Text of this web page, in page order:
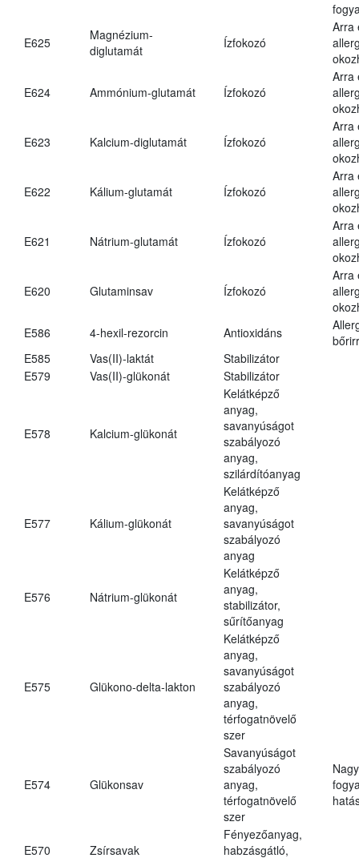
E625
Magnézium-
diglutamát
Ízfokozó
Arra
E624 Ammónium-glutamát Ízfokozó
Arra
E623 Kalcium-diglutamát Ízfokozó
Arra
E622 Kálium-glutamát Ízfokozó
Arra
E621 Nátrium-glutamát Ízfokozó
Arra
E620 Glutaminsav Ízfokozó
Arra
E586
4-hexil-rezorcin Antioxidáns
E585
Vas(II)-laktát
Stabilizátor
E579
Vas(II)-glükonát Stabilizátor
E578 Kalcium-glükonát
Kelátképző
anyag,
savanyúságot
szabályozó
anyag,
szilárdítóanyag
E577 Kálium-glükonát
Kelátképző
anyag,
savanyúságot
szabályozó
anyag
E576 Nátrium-glükonát
Kelátképző
anyag,
stabilizátor,
sűrítőanyag
E575 Glükono-delta-lakton
Kelátképző
anyag,
savanyúságot
szabályozó
anyag,
térfogatnövelő
szer
E574 Glükonsav
Savanyúságot
szabályozó
anyag,
térfogatnövelő
szer
E570 Zsírsavak
Fényezőanyag,
habzásgátló,